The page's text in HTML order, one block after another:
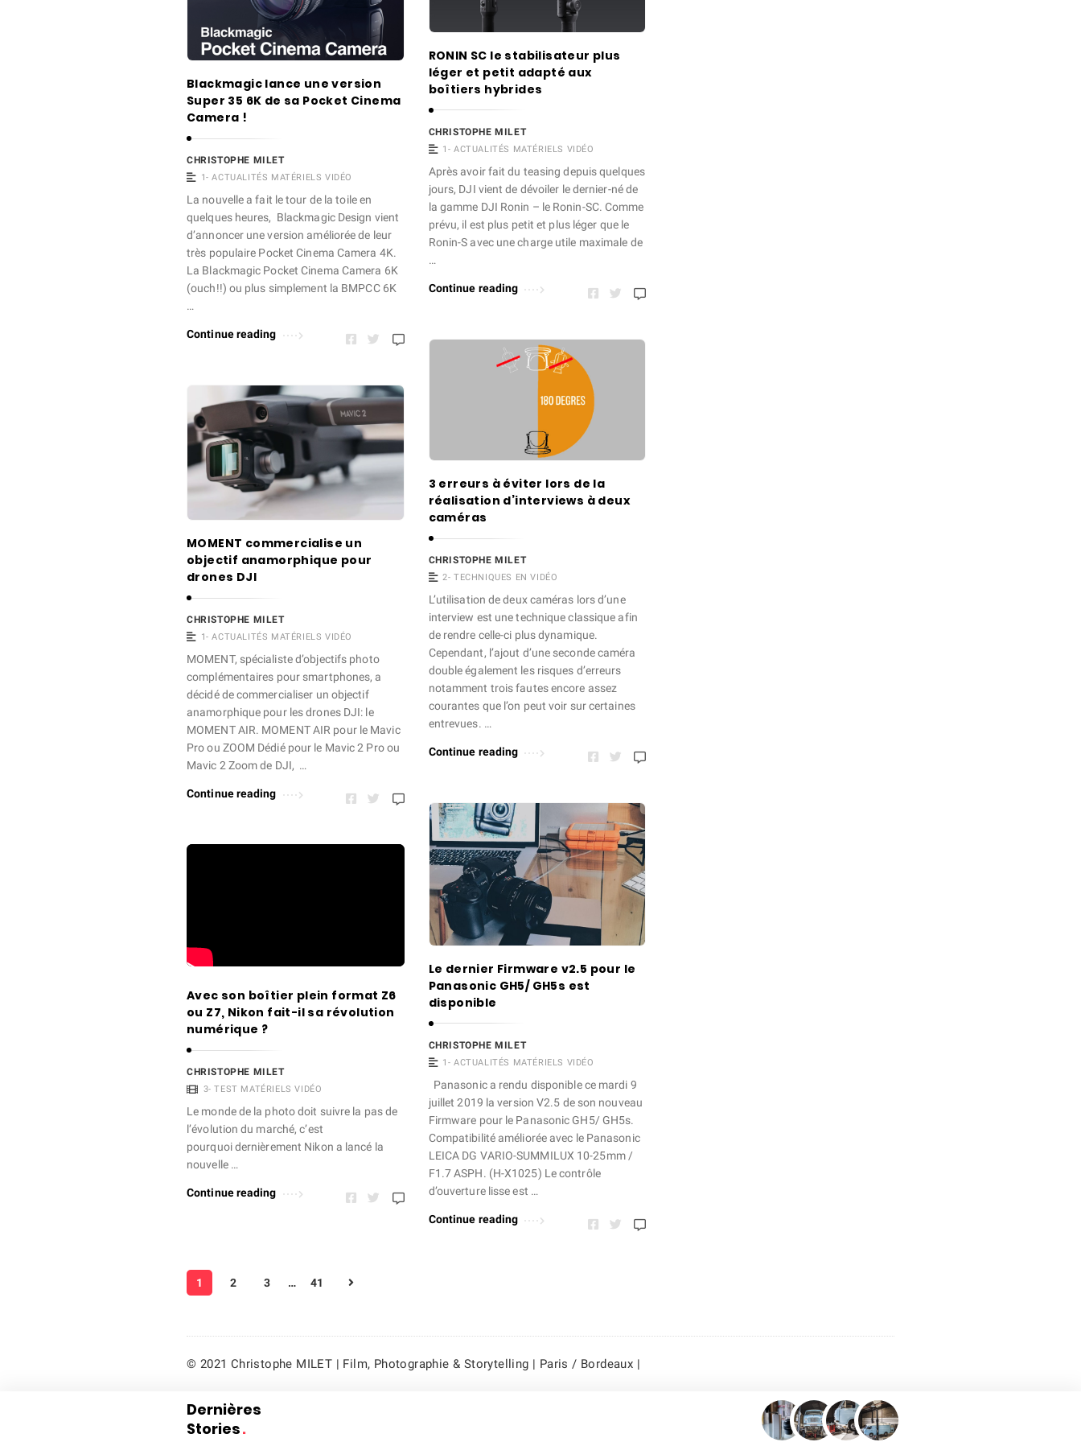
o
p
h
e
M
i
l
e
t
A
r
t
i
s
.
Blackmagic lance une version
Super 35 6K de sa Pocket Cinema
Camera !
CHRISTOPHE MILET
1- ACTUALITÉS MATÉRIELS VIDÉO
La nouvelle a fait le tour de la toile en
quelques heures, Blackmagic Design vient
d’annoncer une version améliorée de leur
très populaire Pocket Cinema Camera 4K.
La Blackmagic Pocket Cinema Camera 6K
(ouch!!) ou plus simplement la BMPCC 6K
…
Continue reading
RONIN SC le stabilisateur plus
léger et petit adapté aux
boîtiers hybrides
CHRISTOPHE MILET
1- ACTUALITÉS MATÉRIELS VIDÉO
Après avoir fait du teasing depuis quelques
jours, DJI vient de dévoiler le dernier-né de
la gamme DJI Ronin – le Ronin-SC. Comme
prévu, il est plus petit et plus léger que le
Ronin-S avec une charge utile maximale de
…
Continue reading
3 erreurs à éviter lors de la
réalisation d’interviews à deux
caméras
CHRISTOPHE MILET
2- TECHNIQUES EN VIDÉO
L’utilisation de deux caméras lors d’une
interview est une technique classique afin
de rendre celle-ci plus dynamique.
Cependant, l’ajout d’une seconde caméra
double également les risques d’erreurs
notamment trois fautes encore assez
courantes que l’on peut voir sur certaines
entrevues. …
Continue reading
MOMENT commercialise un
objectif anamorphique pour
drones DJI
CHRISTOPHE MILET
1- ACTUALITÉS MATÉRIELS VIDÉO
MOMENT, spécialiste d’objectifs photo
complémentaires pour smartphones, a
décidé de commercialiser un objectif
anamorphique pour les drones DJI: le
MOMENT AIR. MOMENT AIR pour le Mavic
Pro ou ZOOM Dédié pour le Mavic 2 Pro ou
Mavic 2 Zoom de DJI, …
Continue reading
Le dernier Firmware v2.5 pour le
Panasonic GH5/ GH5s est
disponible
CHRISTOPHE MILET
1- ACTUALITÉS MATÉRIELS VIDÉO
Panasonic a rendu disponible ce mardi 9
juillet 2019 la version V2.5 de son nouveau
Firmware pour le Panasonic GH5/ GH5s.
Compatibilité améliorée avec le Panasonic
LEICA DG VARIO-SUMMILUX 10-25mm /
F1.7 ASPH. (H-X1025) Le contrôle
d’ouverture lisse est …
Continue reading
Avec son boîtier plein format Z6
ou Z7, Nikon fait-il sa révolution
numérique ?
CHRISTOPHE MILET
3- TEST MATÉRIELS VIDÉO
Le monde de la photo doit suivre la pas de
l’évolution du marché, c’est
pourquoi dernièrement Nikon a lancé la
nouvelle …
Continue reading
P
a
n
t
1 2 3 … 41
© 2021 Christophe MILET | Film, Photographie & Storytelling | Paris / Bordeaux |
Dernières
Stories.